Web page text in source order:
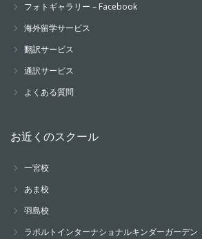
フォトギャラリー – Facebook
海外留学サービス
翻訳サービス
通訳サービス
よくある質問
お近くのスクール
一宮校
あま校
羽島校
ラポルトインターナショナルキンダーガーデン